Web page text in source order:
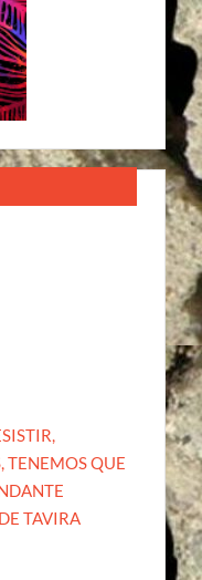
TENEMOS QUE
TAVIRA